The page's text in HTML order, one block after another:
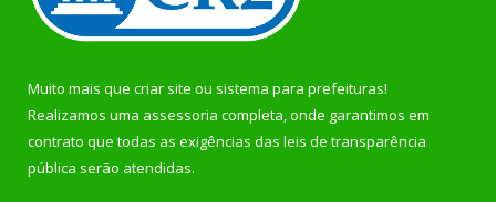
Muito mais que criar site ou sistema para prefeituras!
Realizamos uma assessoria completa, onde garantimos em
contrato que todas as exigências das leis de transparência
pública serão atendidas.